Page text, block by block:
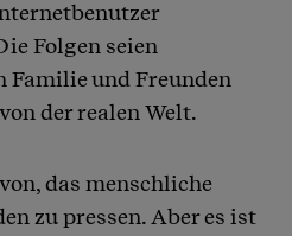
Folgen seien
Familie und Freunden
der realen Welt.
das menschliche
zu pressen. Aber es ist